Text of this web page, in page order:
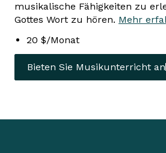
musikalische Fähigkeiten zu
Gottes Wort zu hören. Mehr
20 $/Monat
Bieten Sie Musikunterricht an